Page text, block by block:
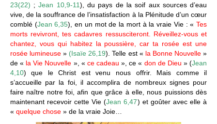
23(22) ;Jean 10,9-11), du pays de la soif aux sources d’eau
vive, de la souffrance de l’insatisfaction à la Plénitude d’un cœur
comblé (Jean 6,35), en un mot de la mort à la vraie Vie : «Tes
morts revivront, tes cadavres ressusciteront. Réveillez-vous et
chantez, vous qui habitez la poussière, car ta rosée est une
rosée lumineuse » (Isaïe 26,19). Telle est « la Bonne Nouvelle »
de « la Vie Nouvelle », « ce cadeau », ce « don de Dieu » (Jean
4,10) que le Christ est venu nous offrir. Mais comme il
s’accueille par la foi, il accomplira de nombreux signes pour
faire naître notre foi, afin que grâce à elle, nous puissions dès
maintenant recevoir cette Vie (Jean 6,47) et goûter avec elle à
« quelque chose» de la vraie Joie…